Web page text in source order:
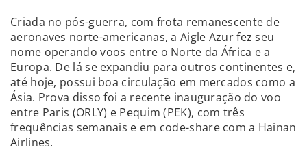
Criada no pós-guerra, com frota remanescente de
aeronaves norte-americanas, a Aigle Azur fez seu
nome operando voos entre o Norte da África e a
Europa. De lá se expandiu para outros continentes e,
até hoje, possui boa circulação em mercados como a
Ásia. Prova disso foi a recente inauguração do voo
entre Paris (ORLY) e Pequim (PEK), com três
frequências semanais e em code-share com a Hainan
Airlines.